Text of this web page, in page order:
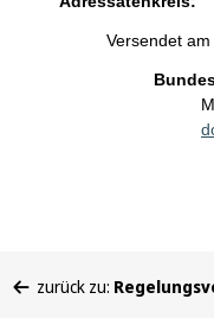
Versendet
befinden
zurück zu: